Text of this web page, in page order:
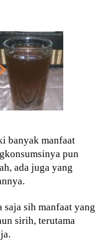
banyak manfaat
pun
ada juga yang
saja sih manfaat yang
sirih, terutama